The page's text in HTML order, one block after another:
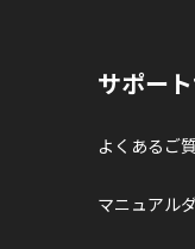
サポー
よくあるご
マニュアル